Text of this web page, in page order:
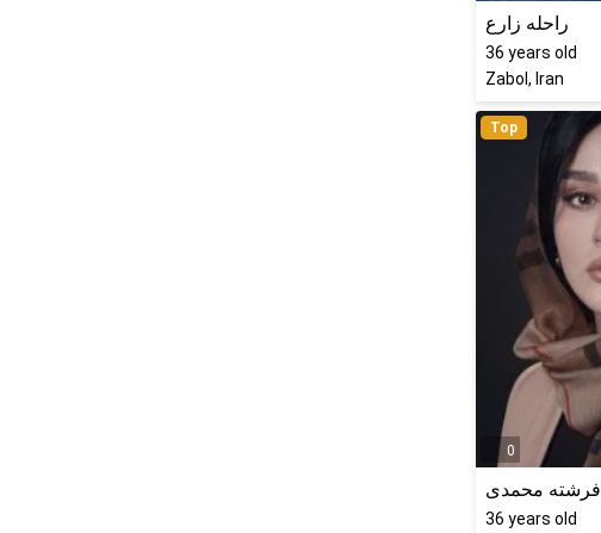
راحله زارع
36 years old
Zabol, Iran
Top
0
فرشته محمدی
36 years old